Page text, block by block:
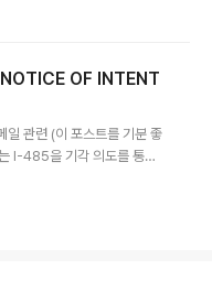
배심원
ww
Her
에 있는
를 입
OF INTENT
관련 (이 포스트를 기분 좋
I-485을 기각 의도를 통보
NOID 메일을 받았고, 해당